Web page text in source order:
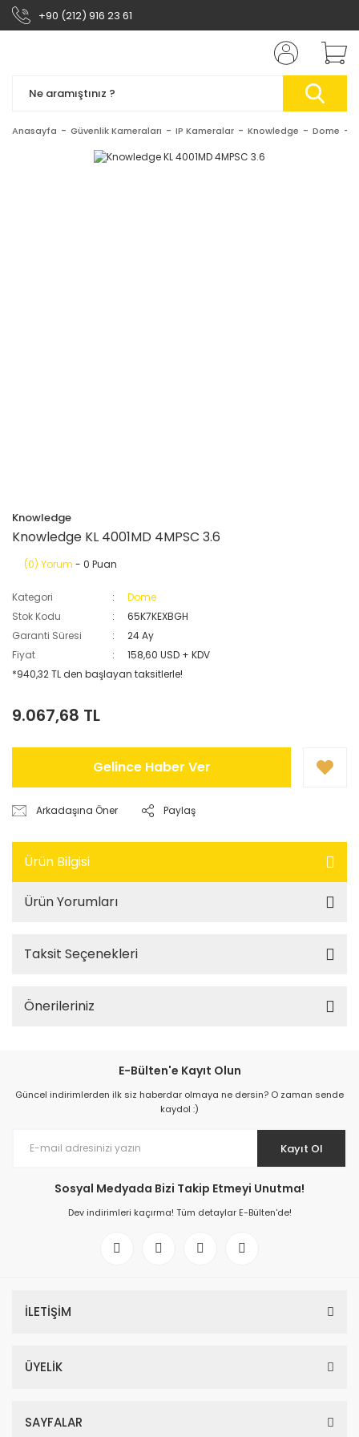
+90 (212) 916 23 61
Anasayfa Güvenlik Kameraları IP Kameralar Knowledge Dome
Knowledge
Knowledge KL 4001MD 4MPSC 3.6
(0) Yorum - 0 Puan
Kategori
Dome
Stok Kodu
65K7KEXBGH
Garanti Süresi
24 Ay
Fiyat
158,60 USD + KDV
*940,32 TL den başlayan taksitlerle!
9.067,68 TL
Gelince Haber Ver
Arkadaşına Öner Paylaş
Ürün Bilgisi
Ürün Yorumları
Taksit Seçenekleri
Önerileriniz
E-Bülten'e Kayıt Olun
Güncel indirimlerden ilk siz haberdar olmaya ne dersin? O zaman sende
kaydol :)
Kayıt Ol
Sosyal Medyada Bizi Takip Etmeyi Unutma!
Dev indirimleri kaçırma! Tüm detaylar E-Bülten'de!
İLETİŞİM
ÜYELİK
SAYFALAR